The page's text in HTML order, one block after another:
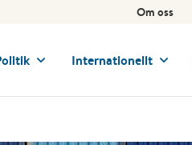
Om oss
Internationellt